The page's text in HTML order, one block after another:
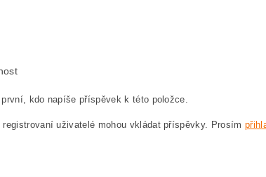
první, kdo napíše příspěvek k této položce.
registrovaní uživatelé mohou vkládat příspěvky. Prosím